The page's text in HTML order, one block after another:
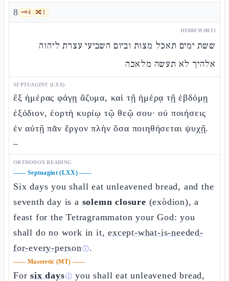
8 🗝️4 🔀1
HEBREW (MT)
ששת ימים תאכל מצות וביום השביעי עצרת ליהוה
אלהיך לא תעשה מלאכה
SEPTUAGINT (LXX)
ἓξ ἡμέρας φάγῃ ἄζυμα, καὶ τῇ ἡμέρᾳ τῇ ἑβδόμῃ
ἐξόδιον, ἑορτὴ κυρίῳ τῷ θεῷ σου· οὐ ποιήσεις
ἐν αὐτῇ πᾶν ἔργον πλὴν ὅσα ποιηθήσεται ψυχῇ.
–
ORTHODOX READING
—— Septuagint (LXX)——
Six days you shall eat unleavened bread, and the
seventh day is a solemn closure (exòdion), a
feast for the Tetragrammaton your God: you
shall do no work in it,except-what-is-needed-
for-every-personⓘ.
—— Masoretic (MT) ——
Forsix daysⓘ you shall eat unleavened bread,